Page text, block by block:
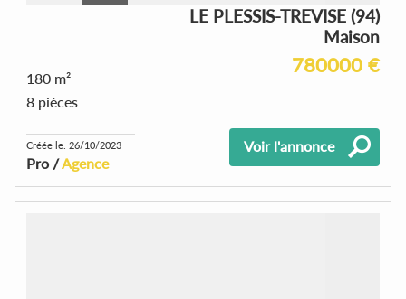
LE PLESSIS-TREVISE (94)
Maison
780000 €
180 m²
8 pièces
Créée le: 26/10/2023
Pro /Agence
Voir l'annonce